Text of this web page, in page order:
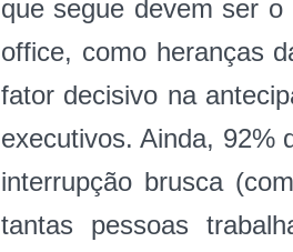
que segue devem ser
office, como heranças
fator decisivo na
executivos. Ainda, 92%
interrupção brusca
tantas pessoas